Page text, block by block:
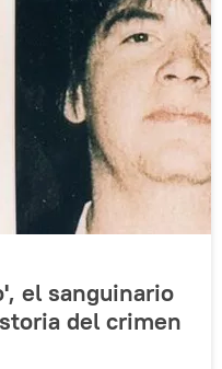
el sanguinario
del crimen